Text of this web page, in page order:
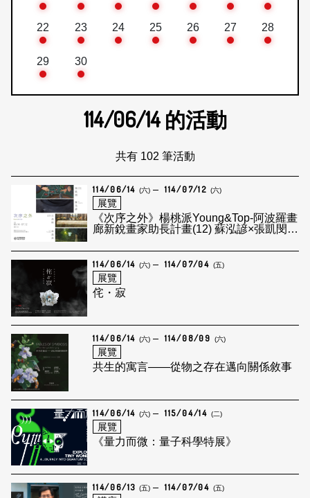
22 23 24 25 26 27 28
29 30
114/06/14的活動
共有 102 筆活動
114/06/14 (六) 114/07/12 (六)
展覽
《次序之外》楊桃派Young&Top-阿波羅畫
廊新銳畫家助長計畫(12) 蘇泓諺×張凱閔×
114/06/14 (六) 114/07/04 (五)
展覽
侘・寂
114/06/14 (六) 114/08/09 (六)
展覽
共生的寓言——從物之存在邁向關係敘事
114/06/14 (六) 115/04/14 (二)
展覽
《量力而微：量子科學特展》
114/06/13 (五) 114/07/04 (五)